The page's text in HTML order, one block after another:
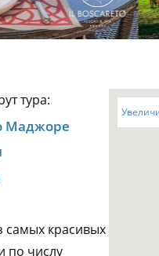
тура:
Маджоре
самых красивых
по числу